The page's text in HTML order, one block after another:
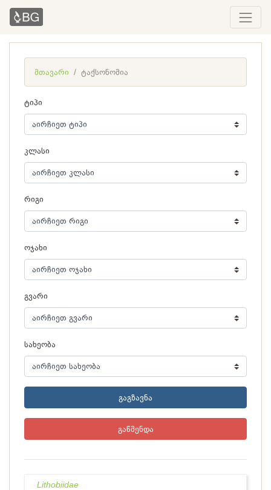
მთავარი ტაქსონომია
ტიპი
კლასი
რიგი
ოჯახი
გვარი
სახეობა
გაგზავნა
გაწმენდა
Lithobiidae